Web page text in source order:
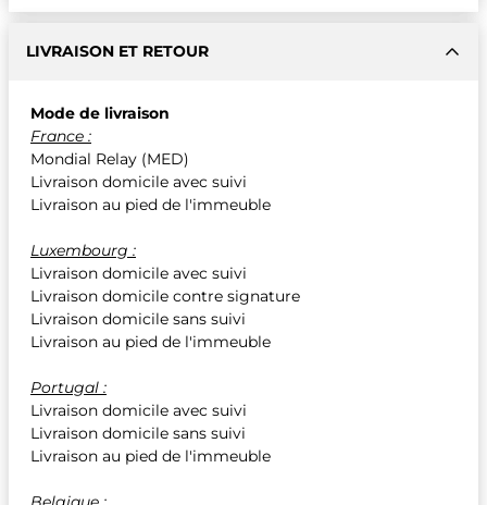
LIVRAISON ET RETOUR
Mode de livraison
France :
Mondial Relay (MED)
Livraison domicile avec suivi
Livraison au pied de l'immeuble
Luxembourg :
Livraison domicile avec suivi
Livraison domicile contre signature
Livraison domicile sans suivi
Livraison au pied de l'immeuble
Portugal :
Livraison domicile avec suivi
Livraison domicile sans suivi
Livraison au pied de l'immeuble